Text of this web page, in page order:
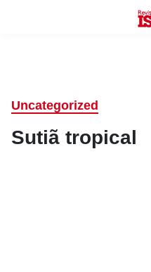
Uncategorized
Sutiã tropical